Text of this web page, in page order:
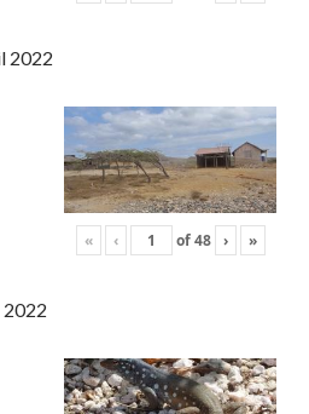
2022
« ‹ of48 › »
2022